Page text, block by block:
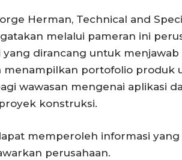
Herman, Technical and
melalui pameran ini
yang dirancang untuk
menampilkan portofolio produk
wawasan mengenai aplikasi
konstruksi.
memperoleh informasi
perusahaan.